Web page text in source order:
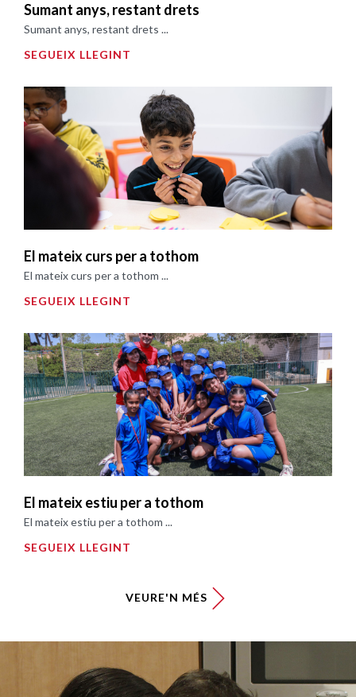
Sumant anys, restant drets
Sumant anys, restant drets ...
SEGUEIX LLEGINT
El mateix curs per a tothom
El mateix curs per a tothom ...
SEGUEIX LLEGINT
El mateix estiu per a tothom
El mateix estiu per a tothom ...
SEGUEIX LLEGINT
VEURE'N MÉS